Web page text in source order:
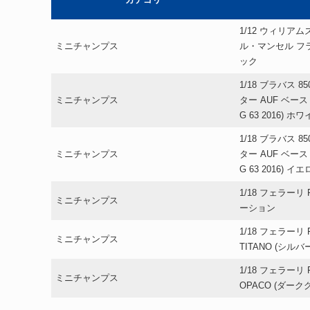
ミニチャンプス
1/12 ウィリアム
ル・マンセル フ
ック
ミニチャンプス
1/18 ブラバス
ター AUF ベー
G 63 2016) ホワ
ミニチャンプス
1/18 ブラバス
ター AUF ベー
G 63 2016) イエ
ミニチャンプス
1/18 フェラーリ
ーション
ミニチャンプス
1/18 フェラーリ
TITANO (シルバ
ミニチャンプス
1/18 フェラーリ
OPACO (ダーク